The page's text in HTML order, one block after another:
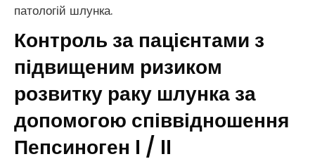
патологій шлунка.
Контроль за пацієнтами з
підвищеним ризиком
розвитку раку шлунка за
допомогою співвідношення
Пепсиноген I / II